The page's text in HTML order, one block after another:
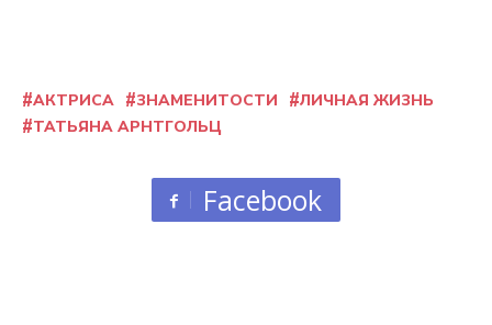
АКТРИСА ЗНАМЕНИТОСТИ
ЛИЧНАЯ ЖИЗНЬ
ТАТЬЯНА АРНТГОЛЬЦ
Facebook